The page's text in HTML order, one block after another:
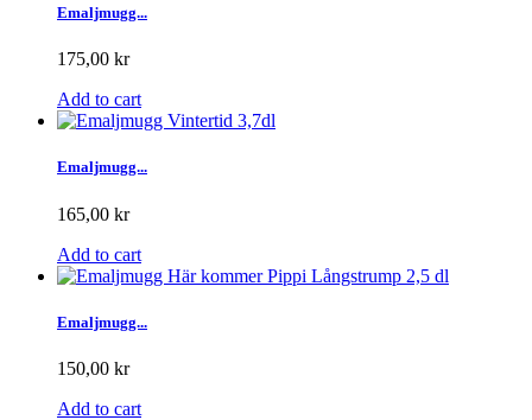
Emaljmugg...
175,00 kr
Add to cart
Emaljmugg...
165,00 kr
Add to cart
Emaljmugg...
150,00 kr
Add to cart